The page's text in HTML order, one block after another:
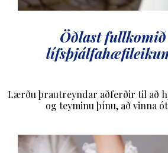
Öðlast
Lærðu þrautreyndar aðferðir til að
og teyminu þínu, að vinna